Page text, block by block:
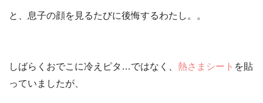
と、息子の顔を見るたびに後悔するわたし。。
しばらくおでこに冷えピタ…ではなく、 熱さまシート を貼
っていましたが、